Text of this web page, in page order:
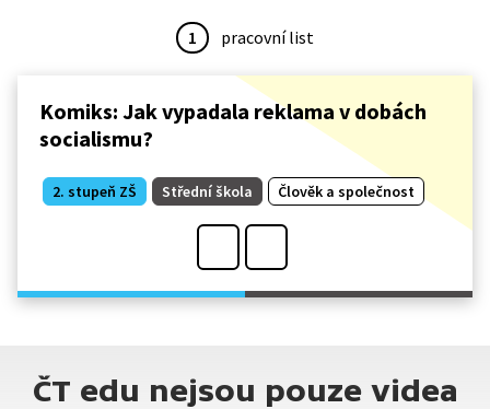
1 pracovní list
Komiks: Jak vypadala reklama v dobách
socialismu?
2. stupeň ZŠ Střední škola Člověk a společnost
ČT edu nejsou pouze videa